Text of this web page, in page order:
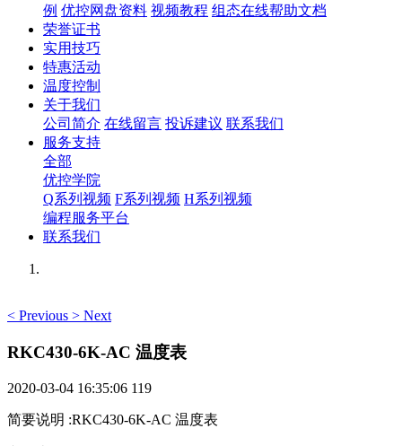
例 优控网盘资料 视频教程 组态在线帮助文档
荣誉证书
实用技巧
特惠活动
温度控制
关于我们
公司简介 在线留言 投诉建议 联系我们
服务支持
全部
优控学院
Q系列视频 F系列视频 H系列视频
编程服务平台
联系我们
< Previous > Next
RKC430-6K-AC 温度表
2020-03-04 16:35:06 119
简要说明 :RKC430-6K-AC 温度表